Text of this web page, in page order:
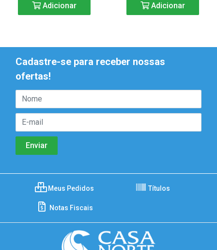
Adicionar Adicionar
Cadastre-se para receber nossas
ofertas!
Meus Pedidos Títulos
Notas Fiscais